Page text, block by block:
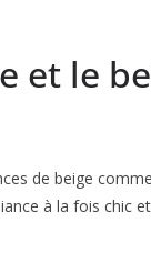
et le
de beige
à la fois chic